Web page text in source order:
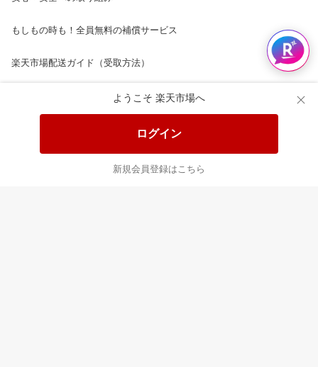
ようこそ 楽天市場へ
ログイン
新規会員登録はこちら
もしもの時も！全員無料の補償サービス
楽天市場配送ガイド（受取方法）
楽天にお店を開きませんか？
楽天ショッピングサービスご利用規約